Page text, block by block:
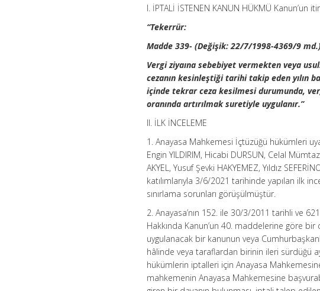
I. İPTALİ İSTENEN KANUN HÜKMÜ
“Tekerrür:
Madde 339- (Değişik: 22/7/1998-4369/9
Vergi ziyaına sebebiyet vermekten veya
cezanın kesinleştiği tarihi takip eden yılın
içinde tekrar ceza kesilmesi durumunda,
oranında artırılmak suretiyle uygulanır.”
II. İLK İNCELEME
1. Anayasa Mahkemesi İçtüzüğü hükümleri
Engin YILDIRIM, Hicabi DURSUN, Celal
AKYEL, Yusuf Şevki HAKYEMEZ, Yıldız
katılımlarıyla 3/6/2021 tarihinde yapılan ilk
sınırlama sorunları görüşülmüştür.
2. Anayasa’nın 152. ile 30/3/2011 tarihli ve
Hakkında Kanun’un 40. maddelerine göre
uygulanacak bir kanunun veya
hâlinde veya taraflardan birinin ileri sürdüğü
hükümlerin iptalleri için Anayasa
mahkemenin Anayasa Mahkemesine